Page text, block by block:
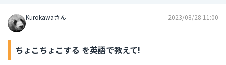
Kurokawaさん 2023/08/28 11:00
ちょこちょこする を英語で教えて!